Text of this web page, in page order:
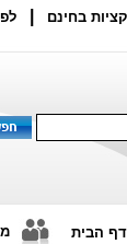
בחינם
הבית